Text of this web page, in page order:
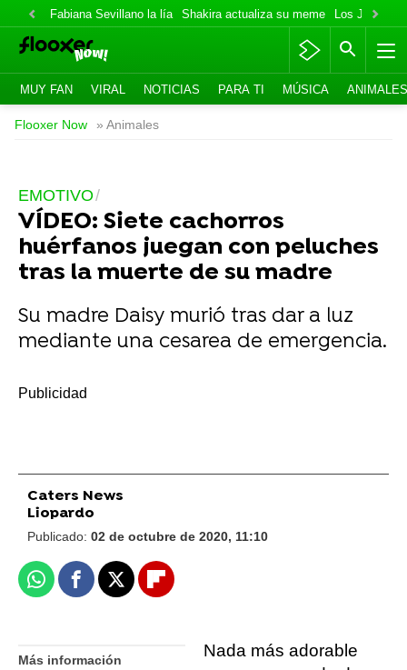
Fabiana Sevillano la lía Shakira actualiza su meme Los Jonas
MUY FAN VIRAL NOTICIAS PARA TI MÚSICA ANIMALES
Flooxer Now » Animales
EMOTIVO
VÍDEO: Siete cachorros
huérfanos juegan con peluches
tras la muerte de su madre
Su madre Daisy murió tras dar a luz
mediante una cesarea de emergencia.
Caters News
Liopardo
Publicado: 02 de octubre de 2020, 11:10
WhatsappFacebook
X Flipboard
Más información
Nada más adorable